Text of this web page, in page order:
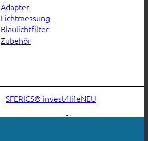
Adapter
Lichtmessung
Blaulichtfilter
Zubehör
SFERICS® invest4life